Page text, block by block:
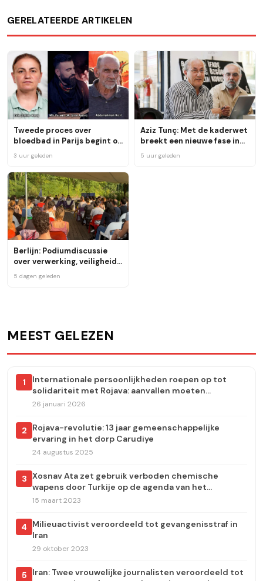
GERELATEERDE ARTIKELEN
Tweede proces over
bloedbad in Parijs begint op
23 februari
3 uur geleden
Aziz Tunç: Met de kaderwet
breekt een nieuwe fase in
de strijd aan
5 uur geleden
Berlijn: Podiumdiscussie
over verwerking, veiligheid
en de toekomst van de
Yezidi-gemeenschap
5 dagen geleden
MEEST GELEZEN
1
Internationale persoonlijkheden roepen op tot
solidariteit met Rojava: aanvallen moeten
onmiddellijk worden stopgezet
26 januari 2026
2
Rojava-revolutie: 13 jaar gemeenschappelijke
ervaring in het dorp Carudiye
24 augustus 2025
3 Xosnav Ata zet gebruik verboden chemische
wapens door Turkije op de agenda van het
Europees Parlement
15 maart 2023
4
Milieuactivist veroordeeld tot gevangenisstraf in
Iran
29 oktober 2023
5
Iran: Twee vrouwelijke journalisten veroordeeld tot